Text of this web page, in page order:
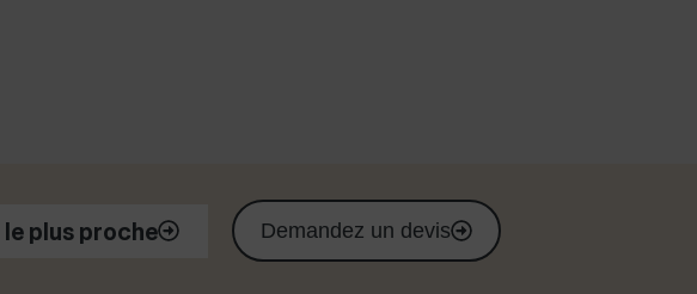
plus proche Demandez un devis